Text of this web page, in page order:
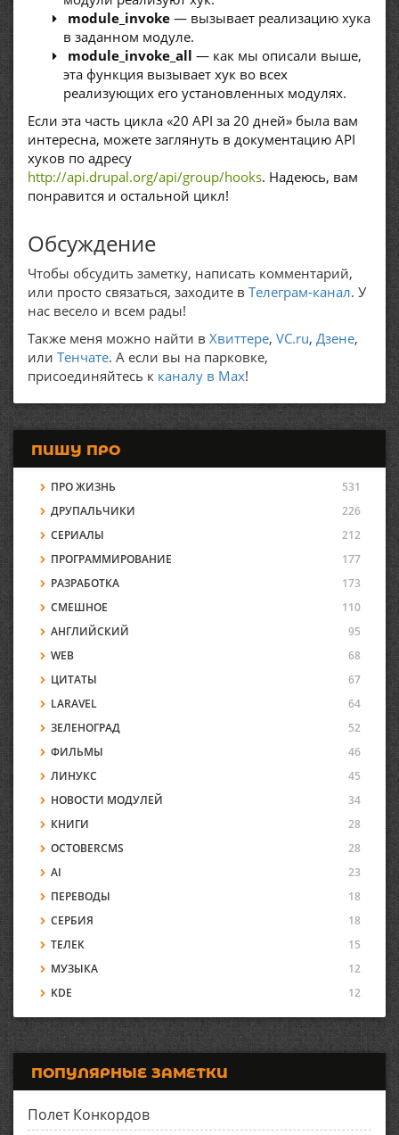
module_invoke — вызывает реализацию хука
в заданном модуле.
module_invoke_all — как мы описали выше,
эта функция вызывает хук во всех
реализующих его установленных модулях.
Если эта часть цикла «20 API за 20 дней» была вам
интересна, можете заглянуть в документацию API
хуков по адресу
http://api.drupal.org/api/group/hooks. Надеюсь, вам
понравится и остальной цикл!
Обсуждение
Чтобы обсудить заметку, написать комментарий,
или просто связаться, заходите в Телеграм-канал. У
нас весело и всем рады!
Также меня можно найти в Хвиттере, VC.ru, Дзене,
или Тенчате. А если вы на парковке,
присоединяйтесь к каналу в Max!
ПИШУ ПРО
ПРО ЖИЗНЬ
531
ДРУПАЛЬЧИКИ
226
СЕРИАЛЫ
212
ПРОГРАММИРОВАНИЕ
177
РАЗРАБОТКА
173
СМЕШНОЕ
110
АНГЛИЙСКИЙ
95
WEB
68
ЦИТАТЫ
67
LARAVEL
64
ЗЕЛЕНОГРАД
52
ФИЛЬМЫ
46
ЛИНУКС
45
НОВОСТИ МОДУЛЕЙ
34
КНИГИ
28
OCTOBERCMS
28
AI
23
ПЕРЕВОДЫ
18
СЕРБИЯ
18
ТЕЛЕК
15
МУЗЫКА
12
KDE
12
ПОПУЛЯРНЫЕ ЗАМЕТКИ
Полет Конкордов